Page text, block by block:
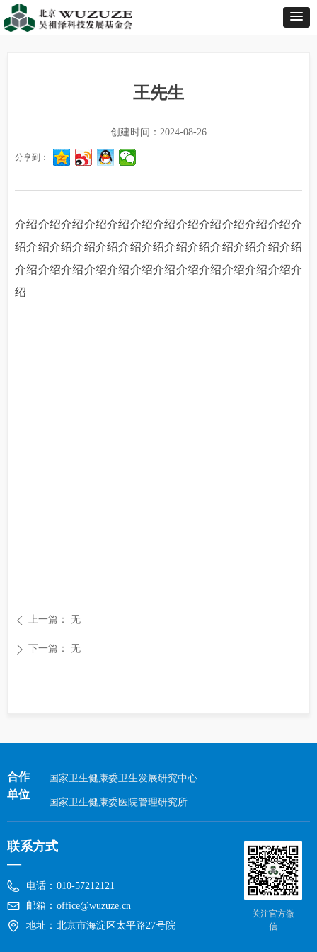
介绍介绍介绍介绍介绍介绍介绍介绍介绍介绍介绍介绍介
绍介绍介绍介绍介绍介绍介绍介绍介绍介绍介绍介绍介绍
介绍介绍介绍介绍介绍介绍介绍介绍介绍介绍介绍介绍介
绍
王先生
创建时间： 2024-08-26
分享到：
ꄴ 上一篇： 无
ꄲ 下一篇： 无
合作
单位
国家卫生健康委卫生发展研究中心
国家卫生健康委医院管理研究所
联系方式
—
关注官方微
信
电话： 010-57212121
邮箱： office@wuzuze.cn
地址： 北京市海淀区太平路27号院